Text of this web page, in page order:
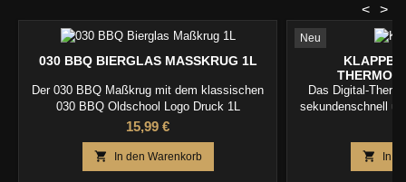
>
<
030 BBQ BIERGLAS MASSKRUG 1L
Der 030 BBQ Maßkrug mit dem klassischen
030 BBQ Oldschool Logo Druck 1L
Preis
15,99 €
 In den Warenkorb
Neu
Das Digital-
sekundenschnell
Display
Ein-/
sichere
 In